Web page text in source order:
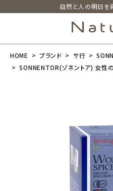
自然と人の明日を
HOME ブランド サ行
SONNENTOR(ゾネントア) 女性